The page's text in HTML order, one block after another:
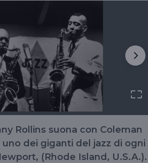
Rollins suona con Coleman
uno dei giganti del jazz di ogni
(Rhode Island, U.S.A.).